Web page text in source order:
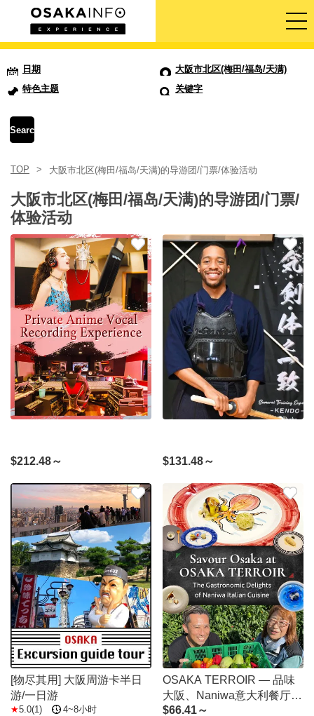
体验活动
住宿
登入/注册
简体中文
USD
日期
大阪市北区(梅田/福岛/天满)
特色主题
关键字
TOP 大阪市北区(梅田/福岛/天满)的导游团/门票/体验活动
大阪市北区(梅田/福岛/天满)的导游团/门票/
体验活动
$212.48～ $131.48～
[物尽其用] 大阪周游卡半日
游/一日游
5.0(1) 4~8小时
OSAKA TERROIR ― 品味
大阪、Naniwa意大利餐厅的
美食之旅―
$66.41～